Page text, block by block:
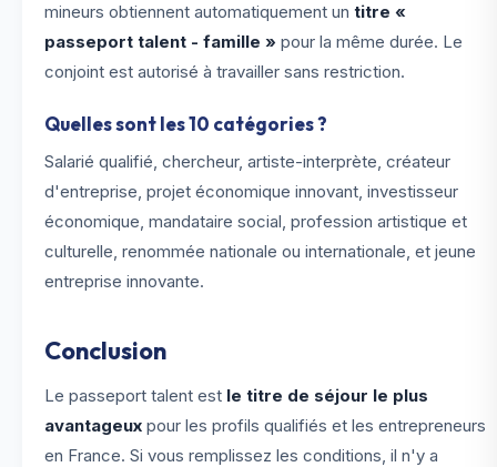
mineurs obtiennent automatiquement un titre «
passeport talent - famille » pour la même durée. Le
conjoint est autorisé à travailler sans restriction.
Quelles sont les 10 catégories ?
Salarié qualifié, chercheur, artiste-interprète, créateur
d'entreprise, projet économique innovant, investisseur
économique, mandataire social, profession artistique et
culturelle, renommée nationale ou internationale, et jeune
entreprise innovante.
Conclusion
Le passeport talent est le titre de séjour le plus
avantageux pour les profils qualifiés et les entrepreneurs
en France. Si vous remplissez les conditions, il n'y a